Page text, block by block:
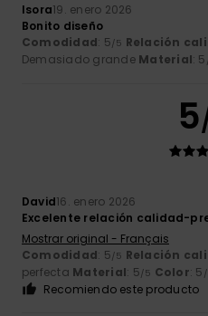
Isora19. enero 2026
Bonito diseño
Comodidad: 5/5 Relación
Demasiado grande Material: 5
5
David16. enero 2026
Excelente relación calidad-
Mostrar original - Français
Comodidad: 5/5 Relación
perfecta Material: 5/5 Color: 5
Recomiendo este producto